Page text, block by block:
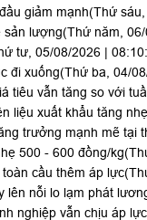
giảm mạnh(Thứ
sản lượng(Thứ năm,
tư, 05/08/2026 |
đi xuống(Thứ ba, 04/
tiêu vẫn tăng so với
liệu xuất khẩu tăng nhẹ
trưởng mạnh mẽ tại
500 - 600 đồng/kg
cầu thêm áp lực
lên nỗi lo lạm phát
nghiệp vẫn chịu áp